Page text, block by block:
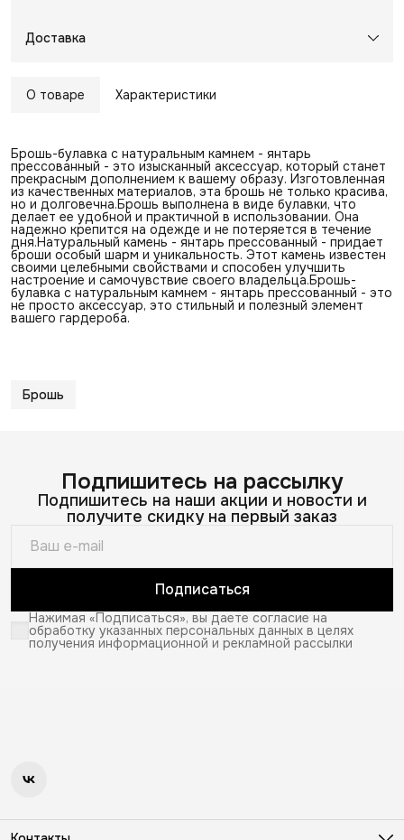
Доставка
О товаре Характеристики
Брошь-булавка с натуральным камнем - янтарь
прессованный - это изысканный аксессуар, который станет
прекрасным дополнением к вашему образу. Изготовленная
из качественных материалов, эта брошь не только красива,
но и долговечна.Брошь выполнена в виде булавки, что
делает ее удобной и практичной в использовании. Она
надежно крепится на одежде и не потеряется в течение
дня.Натуральный камень - янтарь прессованный - придает
броши особый шарм и уникальность. Этот камень известен
своими целебными свойствами и способен улучшить
настроение и самочувствие своего владельца.Брошь-
булавка с натуральным камнем - янтарь прессованный - это
не просто аксессуар, это стильный и полезный элемент
вашего гардероба.
Брошь
Подпишитесь на рассылку
Подпишитесь на наши акции и новости и
получите скидку на первый заказ
Подписаться
Нажимая «Подписаться», вы даете согласие на
обработку указанных персональных данных в целях
получения информационной и рекламной рассылки